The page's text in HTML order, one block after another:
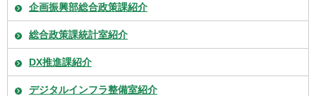
企画振興部総合政策課紹介
総合政策課統計室紹介
DX推進課紹介
デジタルインフラ整備室紹介